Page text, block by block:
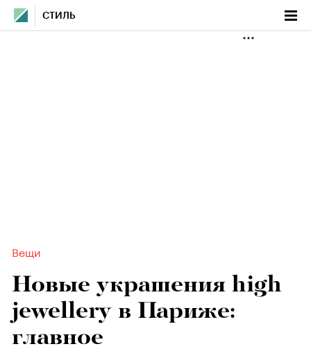
СТИЛЬ
Вещи
Новые украшения high
jewellery в Париже:
главное